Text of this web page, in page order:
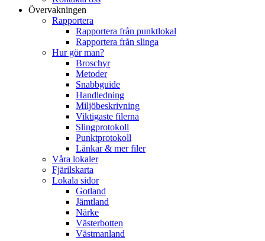
Övervakningen
Rapportera
Rapportera från punktlokal
Rapportera från slinga
Hur gör man?
Broschyr
Metoder
Snabbguide
Handledning
Miljöbeskrivning
Viktigaste filerna
Slingprotokoll
Punktprotokoll
Länkar & mer filer
Våra lokaler
Fjärilskarta
Lokala sidor
Gotland
Jämtland
Närke
Västerbotten
Västmanland